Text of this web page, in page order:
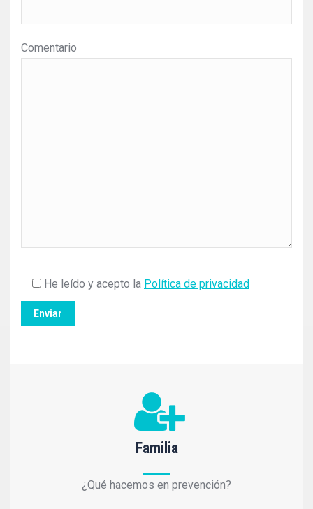
Comentario
He leído y acepto la Política de privacidad
Familia
¿Qué hacemos en prevención?